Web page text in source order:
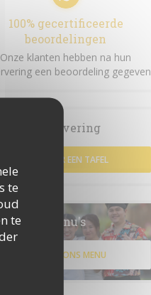
te
te
100% gecertificeerde
beoordelingen
Onze klanten hebben na hun
een beoordeling gegeven
Reservering
RESERVEER EEN TAFEL
Menu's
ONTDEK ONS MENU